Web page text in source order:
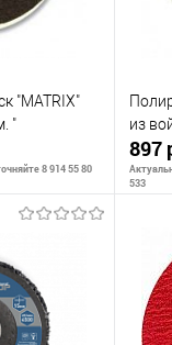
"MATRIX"
"
8 914 55 80
наличии
из
897
533
К